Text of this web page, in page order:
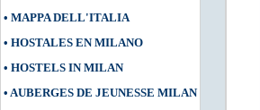
• MAPPA DELL'ITALIA
• HOSTALES EN MILANO
• HOSTELS IN MILAN
• AUBERGES DE JEUNESSE MILAN